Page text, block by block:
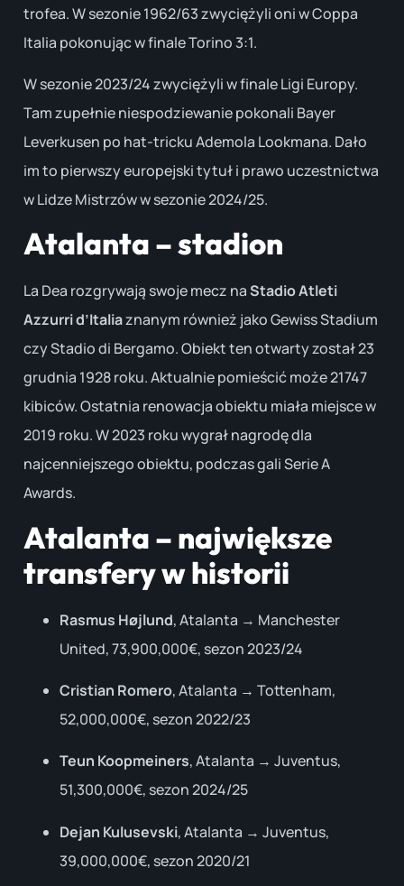
trofea. W sezonie 1962/63 zwyciężyli oni w Coppa
Italia pokonując w finale Torino 3:1.
W sezonie 2023/24 zwyciężyli w finale Ligi Europy.
Tam zupełnie niespodziewanie pokonali Bayer
Leverkusen po hat-tricku Ademola Lookmana. Dało
im to pierwszy europejski tytuł i prawo uczestnictwa
w Lidze Mistrzów w sezonie 2024/25.
Atalanta – stadion
La Dea rozgrywają swoje mecz naStadio Atleti
Azzurri d’Italiaznanym również jako Gewiss Stadium
czy Stadio di Bergamo. Obiekt ten otwarty został 23
grudnia 1928 roku. Aktualnie pomieścić może 21747
kibiców. Ostatnia renowacja obiektu miała miejsce w
2019 roku. W 2023 roku wygrał nagrodę dla
najcenniejszego obiektu, podczas gali Serie A
Awards.
Atalanta – największe
transfery w historii
Rasmus Højlund, Atalanta → Manchester
United, 73,900,000€, sezon 2023/24
Cristian Romero, Atalanta → Tottenham,
52,000,000€, sezon 2022/23
Teun Koopmeiners, Atalanta → Juventus,
51,300,000€, sezon 2024/25
Dejan Kulusevski, Atalanta → Juventus,
39,000,000€, sezon 2020/21